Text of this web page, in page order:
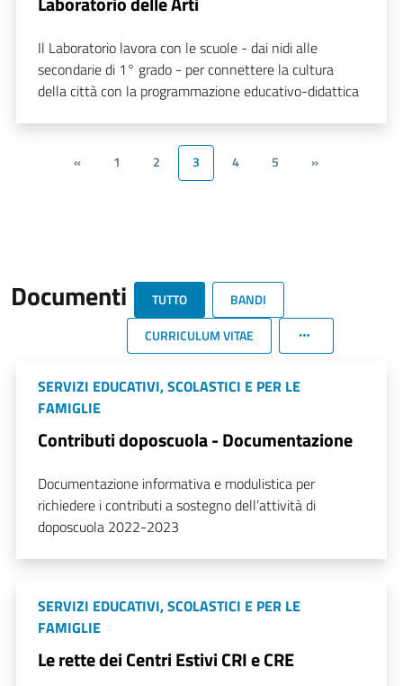
Il Laboratorio lavora con le scuole - dai nidi alle
secondarie di 1° grado - per connettere la cultura
della città con la programmazione educativo-didattica
« 1 2 3 4 5 »
Documenti TUTTO
BANDI
CURRICULUM VITAE
SERVIZI EDUCATIVI, SCOLASTICI E PER LE
FAMIGLIE
Contributi doposcuola - Documentazione
Documentazione informativa e modulistica per
richiedere i contributi a sostegno dell’attività di
doposcuola 2022-2023
SERVIZI EDUCATIVI, SCOLASTICI E PER LE
FAMIGLIE
Le rette dei Centri Estivi CRI e CRE